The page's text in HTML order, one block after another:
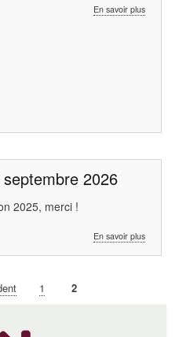
En savoir plussur
2026
2025, merci !
En savoir plussur
Page
1
Page
2